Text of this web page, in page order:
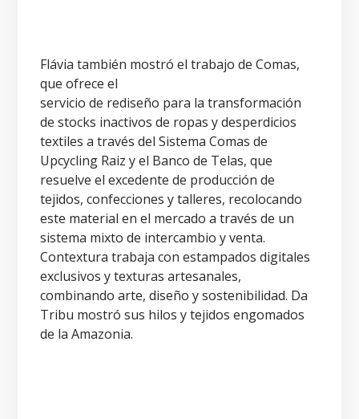
Flávia también mostró el trabajo de Comas,
que ofrece el
servicio de rediseño para la transformación
de stocks inactivos de ropas y desperdicios
textiles a través del Sistema Comas de
Upcycling Raiz y el Banco de Telas, que
resuelve el excedente de producción de
tejidos, confecciones y talleres, recolocando
este material en el mercado a través de un
sistema mixto de intercambio y venta.
Contextura trabaja con estampados digitales
exclusivos y texturas artesanales,
combinando arte, diseño y sostenibilidad. Da
Tribu mostró sus hilos y tejidos engomados
de la Amazonia.